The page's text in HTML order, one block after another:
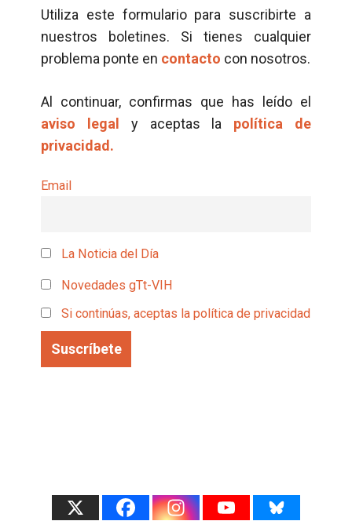
Utiliza este formulario para suscribirte a
nuestros boletines. Si tienes cualquier
problema ponte en contacto con nosotros.
Al continuar, confirmas que has leído el
aviso legal
y aceptas la política de
privacidad.
Email
La Noticia del Día
Novedades gTt-VIH
Si continúas, aceptas la política de privacidad